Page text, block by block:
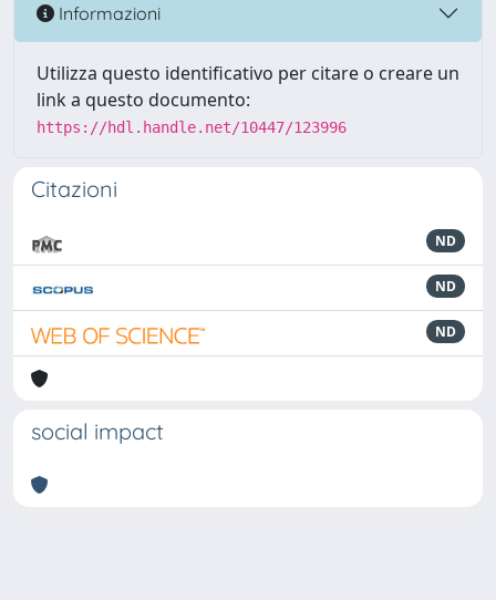
Informazioni
Utilizza questo identificativo per citare o creare un
link a questo documento:
https://hdl.handle.net/10447/123996
Citazioni
ND
ND
ND
social impact